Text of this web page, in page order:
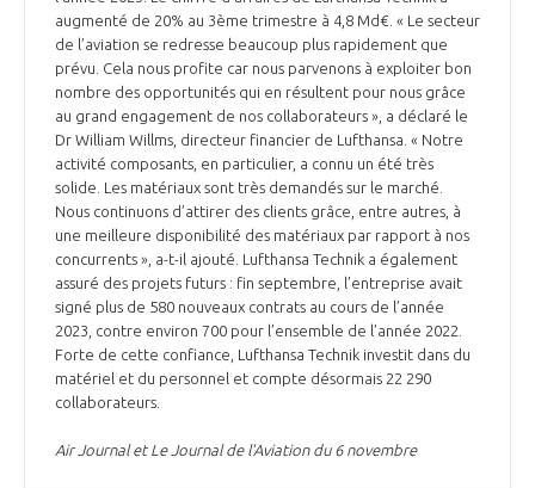
augmenté de 20% au 3ème trimestre à 4,8 Md€. « Le secteur
de l’aviation se redresse beaucoup plus rapidement que
prévu. Cela nous profite car nous parvenons à exploiter bon
nombre des opportunités qui en résultent pour nous grâce
au grand engagement de nos collaborateurs », a déclaré le
Dr William Willms, directeur financier de Lufthansa. « Notre
activité composants, en particulier, a connu un été très
solide. Les matériaux sont très demandés sur le marché.
Nous continuons d’attirer des clients grâce, entre autres, à
une meilleure disponibilité des matériaux par rapport à nos
concurrents », a-t-il ajouté. Lufthansa Technik a également
assuré des projets futurs : fin septembre, l’entreprise avait
signé plus de 580 nouveaux contrats au cours de l’année
2023, contre environ 700 pour l’ensemble de l’année 2022.
Forte de cette confiance, Lufthansa Technik investit dans du
matériel et du personnel et compte désormais 22 290
collaborateurs.
Air Journal et Le Journal de l’Aviation du 6 novembre